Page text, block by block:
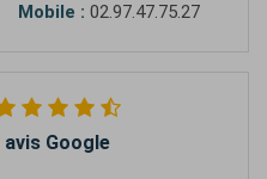
Mobile : 02.97.47.75.27
avis Google